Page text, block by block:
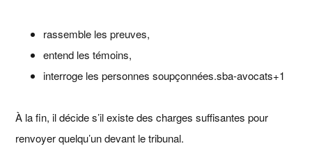
rassemble les preuves,
entend les témoins,
interroge les personnes soupçonnées.sba-avocats+1
À la fin, il décide s’il existe des charges suffisantes pour
renvoyer quelqu’un devant le tribunal.